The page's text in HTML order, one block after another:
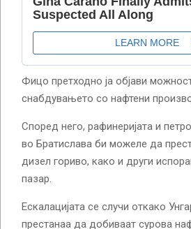
Фицо претходно ја објави
снабдувањето со нафтени
Според него, рафинеријата и
во Братислава би можеле да
дизел гориво, како и други
пазар.
Ескалацијата се случи откако
престанаа да добиваат сурова